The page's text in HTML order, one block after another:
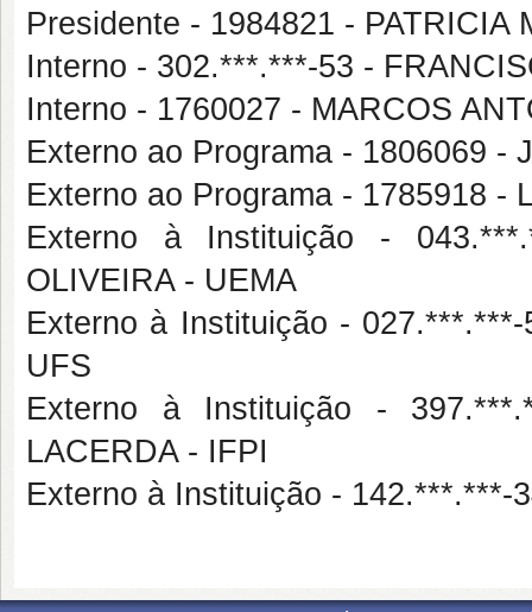
Presidente - 1984821 - PATRICIA
Interno - 302.***.***-53 -
Interno - 1760027 - MARCOS
Externo ao Programa - 1806069 -
Externo ao Programa - 1785918 -
Externo à Instituição -
OLIVEIRA - UEMA
Externo à Instituição -
UFS
Externo à Instituição -
LACERDA - IFPI
Externo à Instituição - 142.***.***-